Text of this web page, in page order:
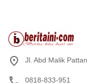
Jl. Abd Malik
0818-833-951